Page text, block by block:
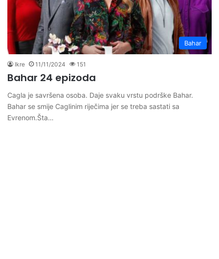
Bahar
Ikre 11/11/2024 151
Bahar 24 epizoda
Cagla je savršena osoba. Daje svaku vrstu podrške Bahar.
Bahar se smije Caglinim riječima jer se treba sastati sa
Evrenom.Šta…